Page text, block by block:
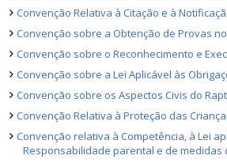
Convenção Relativa à Citação e à
Convenção sobre a Obtenção de Provas
Convenção sobre o Reconhecimento e
Convenção sobre a Lei Aplicável às
Convenção sobre os Aspectos Civis do
Convenção Relativa à Proteção das
Convenção relativa à Competência, à Lei
Responsabilidade parental e de medidas